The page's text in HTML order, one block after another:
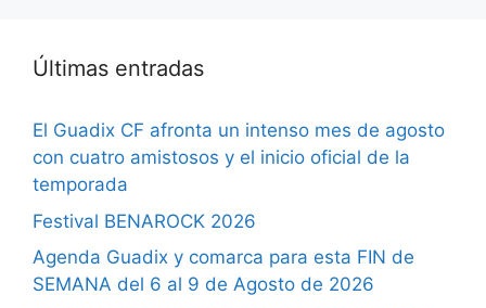
Últimas entradas
El Guadix CF afronta un intenso mes de agosto
con cuatro amistosos y el inicio oficial de la
temporada
Festival BENAROCK 2026
Agenda Guadix y comarca para esta FIN de
SEMANA del 6 al 9 de Agosto de 2026